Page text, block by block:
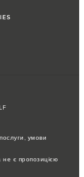
умови
є пропозицією